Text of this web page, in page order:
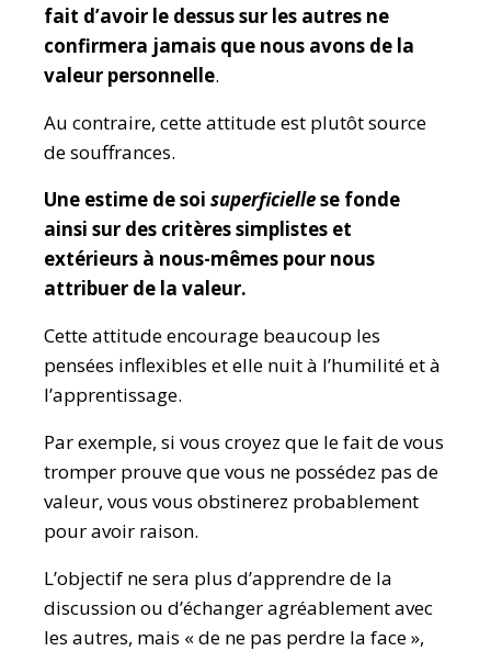
fait d’avoir le dessus sur les autres ne
confirmera jamais que nous avons de la
valeur personnelle.
Au contraire, cette attitude est plutôt source
de souffrances.
Une estime de soi superficiellese fonde
ainsi sur des critères simplistes et
extérieurs à nous-mêmes pour nous
attribuer de la valeur.
Cette attitude encourage beaucoup les
pensées inflexibles et elle nuit à l’humilité et à
l’apprentissage.
Par exemple, si vous croyez que le fait de vous
tromper prouve que vous ne possédez pas de
valeur, vous vous obstinerez probablement
pour avoir raison.
L’objectif ne sera plus d’apprendre de la
discussion ou d’échanger agréablement avec
les autres, mais « de ne pas perdre la face »,